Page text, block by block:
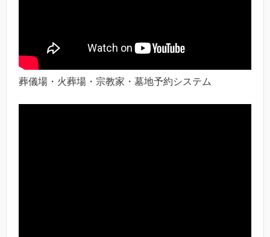
葬儀場・火葬場・宗教家・墓地予約システム